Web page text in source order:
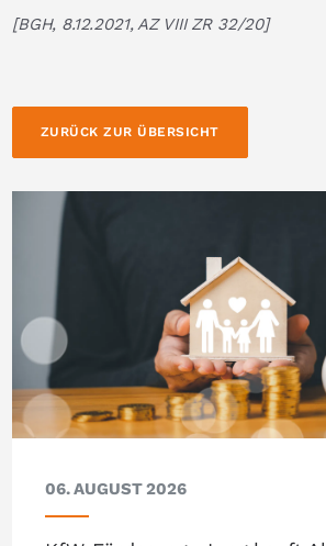
[BGH, 8.12.2021, AZ VIII ZR 32/20]
ZURÜCK ZUR ÜBERSICHT
06. AUGUST 2026